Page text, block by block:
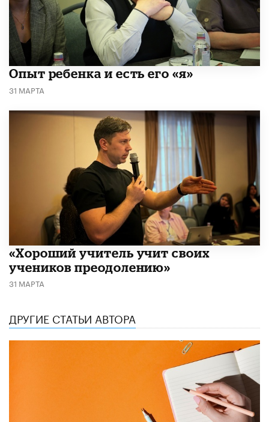
Опыт ребенка и есть его «я»
31 МАРТА
«Хороший учитель учит своих
учеников преодолению»
31 МАРТА
ДРУГИЕ СТАТЬИ АВТОРА